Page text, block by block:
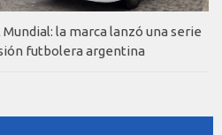
la marca lanzó una serie
futbolera argentina